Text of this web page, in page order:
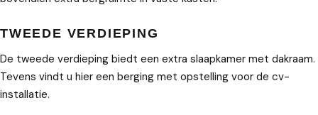
TWEEDE VERDIEPING
De tweede verdieping biedt een extra slaapkamer met dakraam.
Tevens vindt u hier een berging met opstelling voor de cv-
installatie.